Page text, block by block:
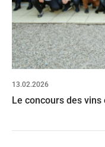
13.02.2026
Le concours des vins